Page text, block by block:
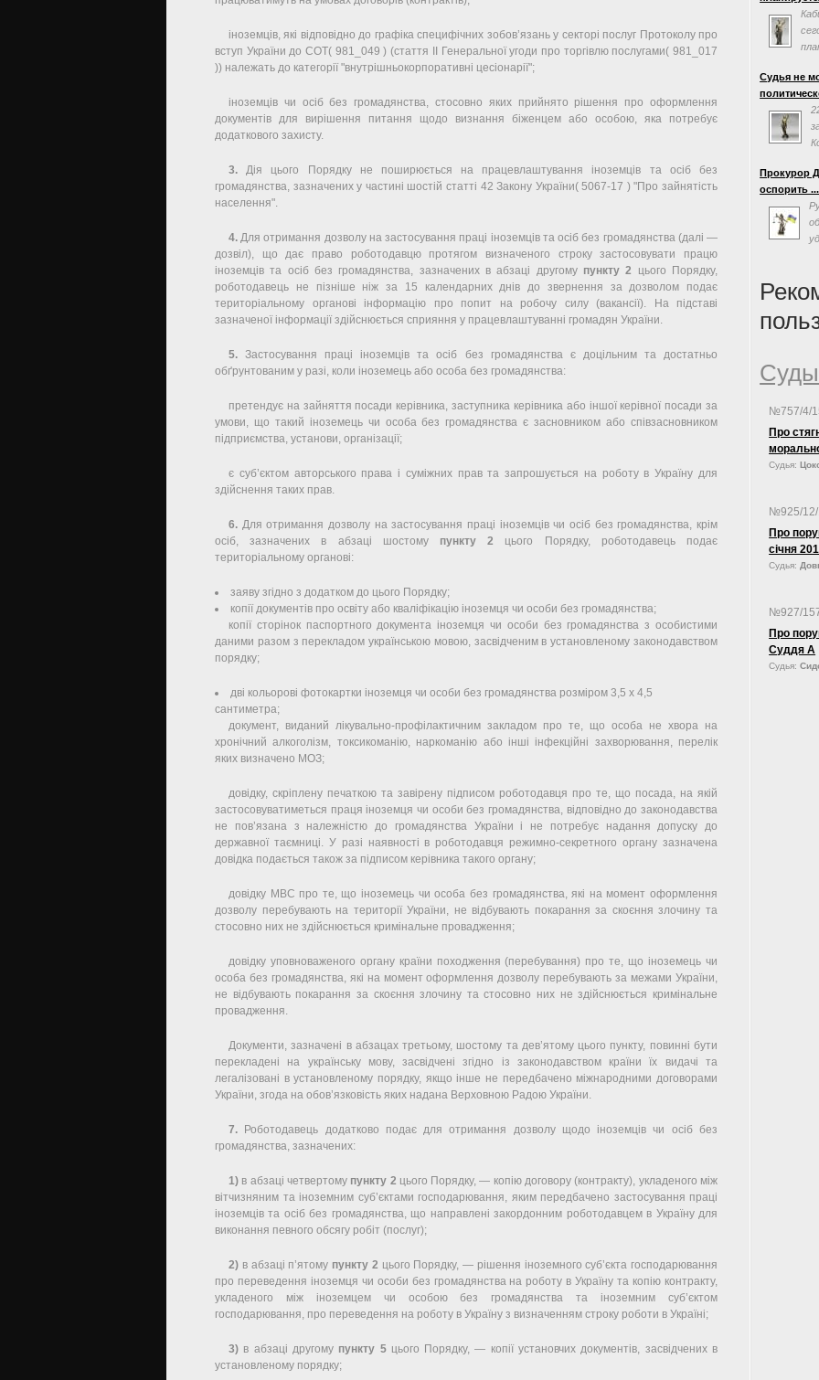
іноземців, які відповідно до графіка специфічних зобов’язань у секторі послуг Протоколу про
вступ України до СОТ( 981_049 ) (стаття II Генеральної угоди про торгівлю послугами( 981_017
)) належать до категорії "внутрішньокорпоративні цесіонарії";
іноземців чи осіб без громадянства, стосовно яких прийнято рішення про оформлення
документів для вирішення питання щодо визнання біженцем або особою, яка потребує
додаткового захисту.
3. Дія цього Порядку не поширюється на працевлаштування іноземців та осіб без
громадянства, зазначених у частині шостій статті 42 Закону України( 5067-17 ) "Про зайнятість
населення".
4. Для отримання дозволу на застосування праці іноземців та осіб без громадянства (далі —
дозвіл), що дає право роботодавцю протягом визначеного строку застосовувати працю
іноземців та осіб без громадянства, зазначених в абзаці другому пункту 2 цього Порядку,
роботодавець не пізніше ніж за 15 календарних днів до звернення за дозволом подає
територіальному органові інформацію про попит на робочу силу (вакансії). На підставі
зазначеної інформації здійснюється сприяння у працевлаштуванні громадян України.
5. Застосування праці іноземців та осіб без громадянства є доцільним та достатньо
обґрунтованим у разі, коли іноземець або особа без громадянства:
претендує на зайняття посади керівника, заступника керівника або іншої керівної посади за
умови, що такий іноземець чи особа без громадянства є засновником або співзасновником
підприємства, установи, організації;
є суб’єктом авторського права і суміжних прав та запрошується на роботу в Україну для
здійснення таких прав.
6. Для отримання дозволу на застосування праці іноземців чи осіб без громадянства, крім
осіб, зазначених в абзаці шостому пункту 2 цього Порядку, роботодавець подає
територіальному органові:
заяву згідно з додатком до цього Порядку;
копії документів про освіту або кваліфікацію іноземця чи особи без громадянства;
копії сторінок паспортного документа іноземця чи особи без громадянства з особистими
даними разом з перекладом українською мовою, засвідченим в установленому законодавством
порядку;
дві кольорові фотокартки іноземця чи особи без громадянства розміром 3,5 x 4,5
сантиметра;
документ, виданий лікувально-профілактичним закладом про те, що особа не хвора на
хронічний алкоголізм, токсикоманію, наркоманію або інші інфекційні захворювання, перелік
яких визначено МОЗ;
довідку, скріплену печаткою та завірену підписом роботодавця про те, що посада, на якій
застосовуватиметься праця іноземця чи особи без громадянства, відповідно до законодавства
не пов’язана з належністю до громадянства України і не потребує надання допуску до
державної таємниці. У разі наявності в роботодавця режимно-секретного органу зазначена
довідка подається також за підписом керівника такого органу;
довідку МВС про те, що іноземець чи особа без громадянства, які на момент оформлення
дозволу перебувають на території України, не відбувають покарання за скоєння злочину та
стосовно них не здійснюється кримінальне провадження;
довідку уповноваженого органу країни походження (перебування) про те, що іноземець чи
особа без громадянства, які на момент оформлення дозволу перебувають за межами України,
не відбувають покарання за скоєння злочину та стосовно них не здійснюється кримінальне
провадження.
Документи, зазначені в абзацах третьому, шостому та дев’ятому цього пункту, повинні бути
перекладені на українську мову, засвідчені згідно із законодавством країни їх видачі та
легалізовані в установленому порядку, якщо інше не передбачено міжнародними договорами
України, згода на обов’язковість яких надана Верховною Радою України.
7. Роботодавець додатково подає для отримання дозволу щодо іноземців чи осіб без
громадянства, зазначених:
1) в абзаці четвертому пункту 2 цього Порядку, — копію договору (контракту), укладеного між
вітчизняним та іноземним суб’єктами господарювання, яким передбачено застосування праці
іноземців та осіб без громадянства, що направлені закордонним роботодавцем в Україну для
виконання певного обсягу робіт (послуг);
2) в абзаці п’ятому пункту 2 цього Порядку, — рішення іноземного суб’єкта господарювання
про переведення іноземця чи особи без громадянства на роботу в Україну та копію контракту,
укладеного між іноземцем чи особою без громадянства та іноземним суб’єктом
господарювання, про переведення на роботу в Україну з визначенням строку роботи в Україні;
3) в абзаці другому пункту 5цього Порядку, — копії установчих документів, засвідчених в
установленому порядку;
заседания
Судья не
власти на
Суда
«одним из
Прокурор
оспорить ...
№757/4/
Про
Судья:
№925/
Про
Судья:
№927/
Про
Суддя А
Судья: